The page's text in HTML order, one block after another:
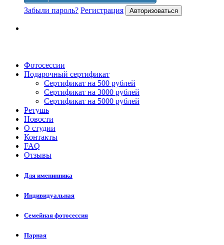
Забыли пароль? Регистрация Авторизоваться
Фотосессии
Подарочный сертификат
Сертификат на 500 рублей
Сертификат на 3000 рублей
Сертификат на 5000 рублей
Ретушь
Новости
О студии
Контакты
FAQ
Отзывы
Для именинника
Индивидуальная
Семейная фотосессия
Парная